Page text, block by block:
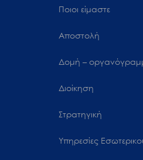
Ποιοι είμαστε
Αποστολή
Δομή –
Διοίκηση
Στρατηγική
Υπηρεσίες